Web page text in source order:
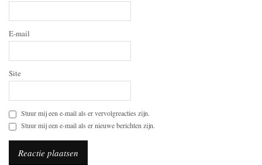
E-mail
Site
Stuur mij een e-mail als er vervolgreacties zijn.
Stuur mij een e-mail als er nieuwe berichten zijn.